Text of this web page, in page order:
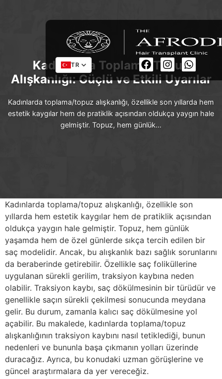
TR
Kadınlarda Toplama/Topuz
Alışkanlığı: Güçlü ve Etkili Uyarılar
Kadınlarda toplama/topuz alışkanlığı, özellikle son yıllarda hem
estetik kaygılar hem de pratiklik açısından oldukça yaygın hale
gelmiştir. Topuz, hem günlük…
Kadınlarda toplama/topuz alışkanlığı, özellikle son
yıllarda hem estetik kaygılar hem de pratiklik açısından
oldukça yaygın hale gelmiştir. Topuz, hem günlük
yaşamda hem de özel günlerde sıkça tercih edilen bir
saç modelidir. Ancak, bu alışkanlık bazı sağlık sorunlarını
da beraberinde getirebilir. Özellikle saç foliküllerine
uygulanan sürekli gerilim, traksiyon kaybına neden
olabilir. Traksiyon kaybı, saç dökülmesinin bir türüdür ve
genellikle saçın sürekli çekilmesi sonucunda meydana
gelir. Bu durum, zamanla kalıcı saç dökülmesine yol
açabilir. Bu makalede, kadınlarda toplama/topuz
alışkanlığının traksiyon kaybını nasıl tetiklediği, bunun
nedenleri ve bununla başa çıkmanın yolları üzerinde
duracağız. Ayrıca, bu konudaki uzman görüşlerine ve
güncel araştırmalara da yer vereceğiz.